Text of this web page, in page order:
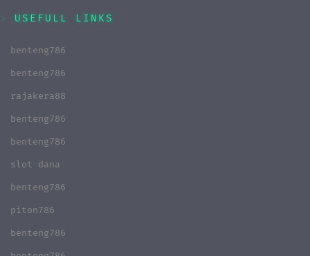
USEFULL LINKS
benteng786
benteng786
rajakera88
benteng786
benteng786
slot dana
benteng786
piton786
benteng786